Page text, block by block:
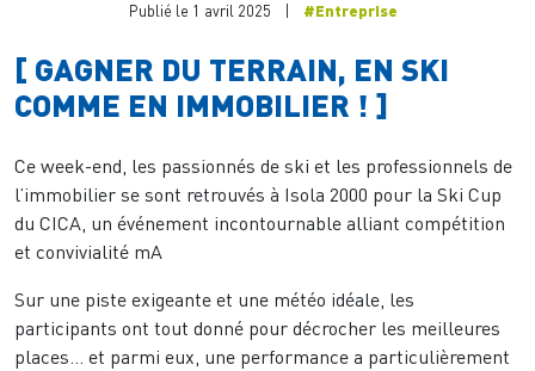
Publié le 1 avril 2025 #Entreprise
[ GAGNER DU TERRAIN, EN SKI
COMME EN IMMOBILIER ! ]
Ce week-end, les passionnés de ski et les professionnels de
l’immobilier se sont retrouvés à Isola 2000 pour la Ski Cup
du CICA, un événement incontournable alliant compétition
et convivialité mA
Sur une piste exigeante et une météo idéale, les
participants ont tout donné pour décrocher les meilleures
places… et parmi eux, une performance a particulièrement